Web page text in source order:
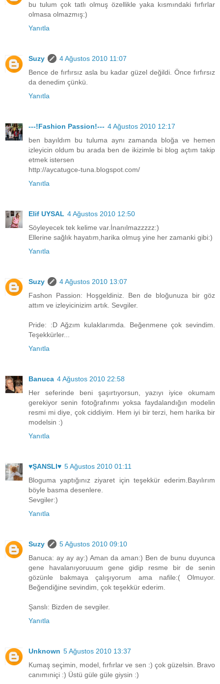
bu tulum çok tatlı olmuş özellikle yaka kısmındaki fırfırlar
olmasa olmazmış:)
Yanıtla
Suzy
4 Ağustos 2010 11:07
Bence de fırfırsız asla bu kadar güzel değildi. Önce fırfırsız
da denedim çünkü.
Yanıtla
---!Fashion Passion!--- 4 Ağustos 2010 12:17
ben bayıldım bu tuluma aynı zamanda bloğa ve hemen
izleyicin oldum bu arada ben de ikizimle bi blog açtım takip
etmek istersen
http://aycatugce-tuna.blogspot.com/
Yanıtla
Elif UYSAL 4 Ağustos 2010 12:50
Söyleyecek tek kelime var.İnanılmazzzzz:)
Ellerine sağlık hayatım,harika olmuş yine her zamanki gibi:)
Yanıtla
Suzy
4 Ağustos 2010 13:07
Fashon Passion: Hoşgeldiniz. Ben de bloğunuza bir göz
attım ve izleyicinizim artık. Sevgiler.
Pride: :D Ağzım kulaklarımda. Beğenmene çok sevindim.
Teşekkürler...
Yanıtla
Banuca 4 Ağustos 2010 22:58
Her seferinde beni şaşırtıyorsun, yazıyı iyice okumam
gerekiyor senin fotoğrafınmı yoksa faydalandığın modelin
resmi mi diye, çok ciddiyim. Hem iyi bir terzi, hem harika bir
modelsin :)
Yanıtla
♥ŞANSLI♥ 5 Ağustos 2010 01:11
Bloguma yaptığınız ziyaret için teşekkür ederim.Bayılırım
böyle basma desenlere.
Sevgiler:)
Yanıtla
Suzy
5 Ağustos 2010 09:10
Banuca: ay ay ay:) Aman da aman:) Ben de bunu duyunca
gene havalanıyoruuum gene gidip resme bir de senin
gözünle bakmaya çalışıyorum ama nafile:( Olmuyor.
Beğendiğine sevindim, çok teşekkür ederim.
Şanslı: Bizden de sevgiler.
Yanıtla
Unknown 5 Ağustos 2010 13:37
Kumaş seçimin, model, fırfırlar ve sen :) çok güzelsin. Bravo
canımıniçi :) Üstü güle güle giysin :)